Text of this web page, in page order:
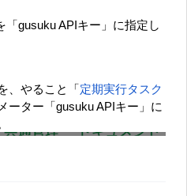
「gusuku APIキー」に指定し
、 やること「 定期実行タスク
ーター「gusuku APIキー」に